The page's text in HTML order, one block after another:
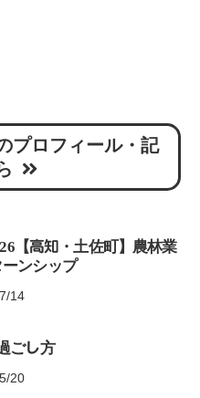
プロフィール・記
【高知・土佐町】農林業
ーンシップ
14
ごし方
20